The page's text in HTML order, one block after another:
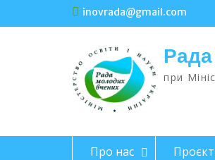
inovrada@gmail.com
при
Про нас